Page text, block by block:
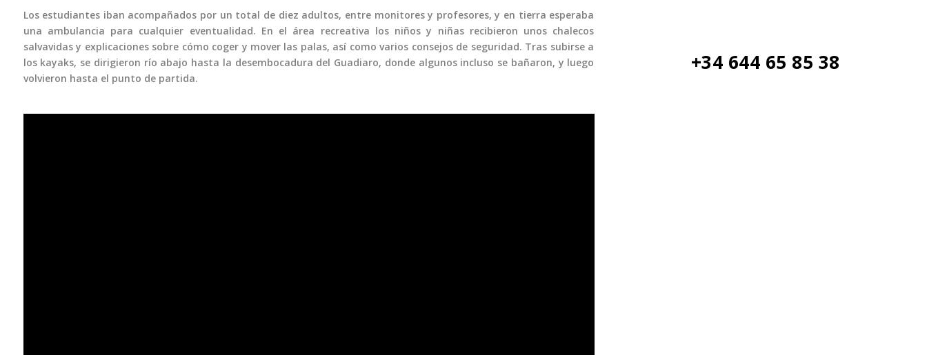
Los estudiantes iban acompañados por un total de diez adultos, entre monitores y profesores, y en tierra esperaba
una ambulancia para cualquier eventualidad. En el área recreativa los niños y niñas recibieron unos chalecos
salvavidas y explicaciones sobre cómo coger y mover las palas, así como varios consejos de seguridad. Tras subirse a
los kayaks, se dirigieron río abajo hasta la desembocadura del Guadiaro, donde algunos incluso se bañaron, y luego
volvieron hasta el punto de partida.
+34 644 65 85 38